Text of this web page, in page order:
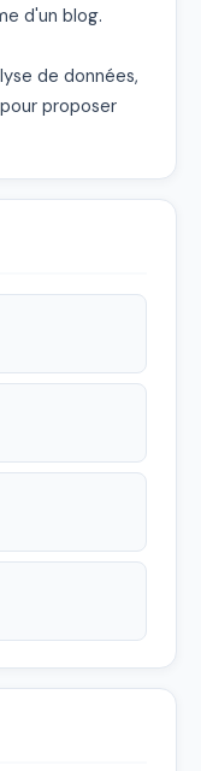
d'un blog.
de données,
proposer